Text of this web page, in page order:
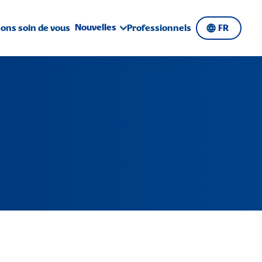
soin de vous Nouvelles Professionnels FR